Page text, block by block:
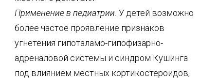
Применение в педиатрии. У детей возможно
более частое проявление признаков
угнетения гипоталамо-гипофизарно-
адреналовой системы и синдром Кушинга
под влиянием местных кортикостероидов,